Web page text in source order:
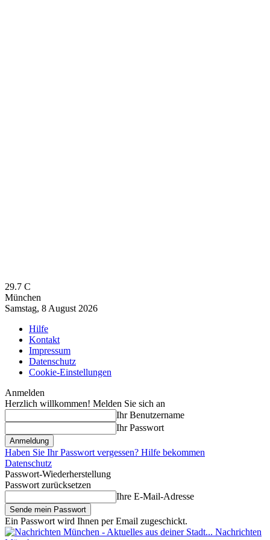
29.7 C
München
Samstag, 8 August 2026
Hilfe
Kontakt
Impressum
Datenschutz
Cookie-Einstellungen
Anmelden
Herzlich willkommen! Melden Sie sich an
Ihr Benutzername
Ihr Passwort
Haben Sie Ihr Passwort vergessen? Hilfe bekommen
Datenschutz
Passwort-Wiederherstellung
Passwort zurücksetzen
Ihre E-Mail-Adresse
Ein Passwort wird Ihnen per Email zugeschickt.
Nachrichten